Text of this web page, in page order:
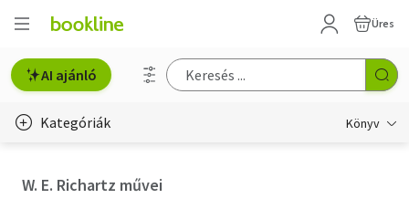
Üres
AI ajánló
Kategóriák Könyv
W. E. Richartz művei